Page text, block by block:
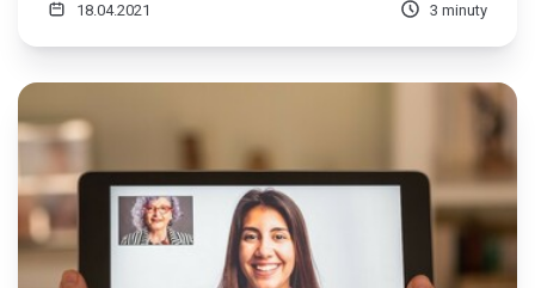
18.04.2021 3 minuty